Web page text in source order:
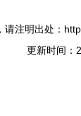
请注明出处：
更新时间：